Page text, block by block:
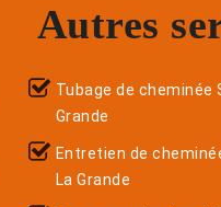
Autres
Tubage de cheminée
Grande
Entretien de
La Grande